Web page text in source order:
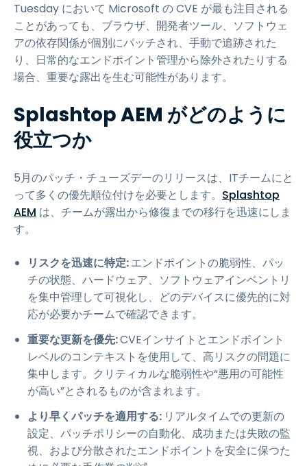
Tuesday において Microsoft の CVE が最も注目される
ことがあっても、ブラウザ、開発者ツール、ソフトウェ
アの依存関係が個別にパッチされ、手動で追跡された
り、日常的なエンドポイント管理から除外されたりする
場合、重要な露出を生む可能性があります。
Splashtop AEM がどのように
役立つか
5月のパッチ・チューズデーのリリースは、ITチームにと
って多くの優先順位付けを必要とします。 Splashtop
AEM は、チームが露出から修復までの移行を迅速にしま
す。
リスクを迅速に特定:エンドポイントの脆弱性、パッ
チの状態、ハードウェア、ソフトウェアインベントリ
を集中管理して可視化し、どのデバイスに優先的に対
応が必要かチームで確認できます。
重要な更新を優先:CVEインサイトとエンドポイント
レベルのコンテキストを使用して、高リスクの問題に
集中します。クリティカルな脆弱性や“悪用の可能性
が高い”とされるものが含まれます。
より早くパッチを適用する: リアルタイムでの更新の
設定、パッチポリシーの自動化、成功または失敗の監
視、および分散されたエンドポイントを安全に保つた